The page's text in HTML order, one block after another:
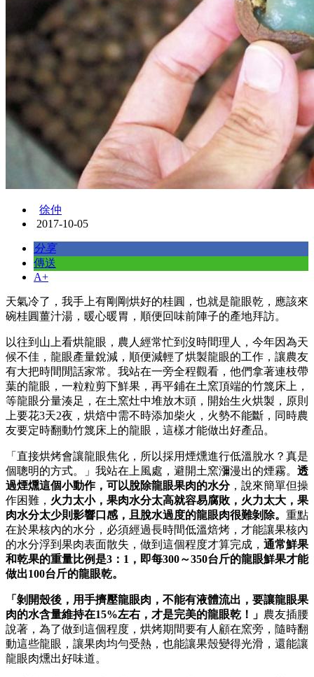
徐仲
2017-10-05
分享
傳送
A+
天氣冷了，我手上有剛剛烘好的桂圓，也就是龍眼乾，應該來
碗桂圓薑汁湯，暖心暖胃，順便回味前陣子的產地拜訪。
以往到山上看烘龍眼，農人經常忙到沒時間理人，今年因為天
候不佳，龍眼產量銳減，順便減輕了烘製龍眼的工作，讓農友
有大把時間閒話家常。我站在一旁全程觀看，他們拿著連枝帶
葉的龍眼，一粒粒剪下鮮果，再平鋪在土窯頂端的竹篾床上，
等龍眼分量湊足，在土窯灶中堆放木頭，開始生火烘製，原則
上要花3天2夜，烘焙中需不時添加柴火，火勢不能斷，同時農
友要定時翻動竹篾床上的龍眼，這樣才能做出好產品。
「直接烘烤會讓龍眼焦化，所以採用煙燻進行低溫脫水？真是
個聰明的方式。」我站在上風處，避開土窯瀰漫出的煙霧。 透
過煙燻這個小動作，可以脫除龍眼果肉的水分，說來簡單但操
作困難， 火力太小，果肉水分太高就容易腐敗，火力太大，果
肉水分太少則影響口感，且脫水過度的龍眼肉很難剝除。 重點
在於果核內的水分，必須經過長時間低溫焙烤，才能讓果核內
的水分浮到果肉表面散失，做到這個程度才算完成， 通常鮮果
和乾果的重量比例是3 ：1 ，即每300～350台斤的龍眼鮮果才能
做出100台斤的龍眼乾。
「剝開殼後，用手擠壓龍眼肉，不能有液體流出，要讓龍眼果
肉的水含量維持在15%左右，才是完美的龍眼乾！」 農友插腰
說著，為了做到這個程度，烘烤期間要有人顧在窯旁，隨時翻
動這些龍眼，讓果肉均勻受熱，也能讓果殼變得光滑，還能讓
龍眼肉燻出好味道。